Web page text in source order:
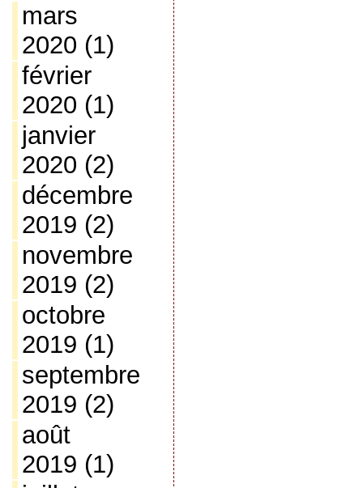
mars
2020 (1)
février
2020 (1)
janvier
2020 (2)
décembre
2019 (2)
novembre
2019 (2)
octobre
2019 (1)
septembre
2019 (2)
août
2019 (1)